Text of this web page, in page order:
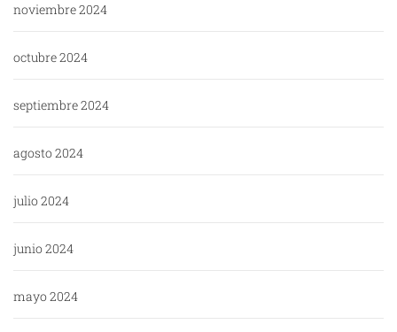
noviembre 2024
octubre 2024
septiembre 2024
agosto 2024
julio 2024
junio 2024
mayo 2024